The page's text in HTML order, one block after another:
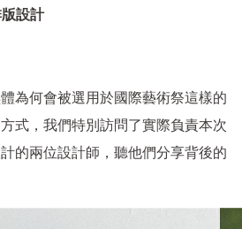
設計
為何會被選用於國際藝術祭這樣的
式，我們特別訪問了實際負責本次
的兩位設計師，聽他們分享背後的